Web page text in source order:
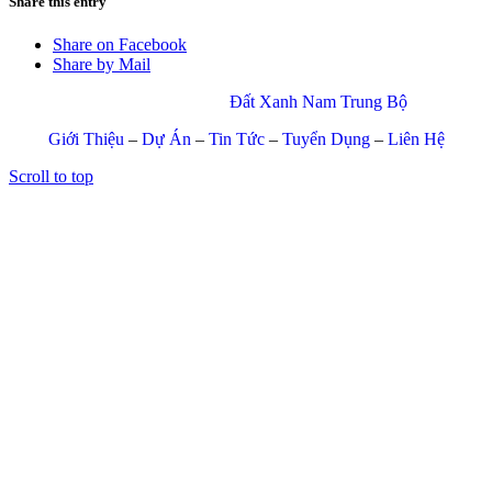
Share on Facebook
Share by Mail
Đất Xanh Nam Trung Bộ
Giới Thiệu – Dự Án – Tin Tức– Tuyển Dụng– Liên Hệ
Scroll to top